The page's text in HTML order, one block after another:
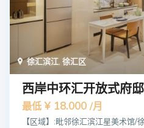
徐汇滨江, 徐汇区
西岸中环汇开放式府邸
最低 ¥ 18.000 /月
【区域】:毗邻徐汇滨江星美术馆